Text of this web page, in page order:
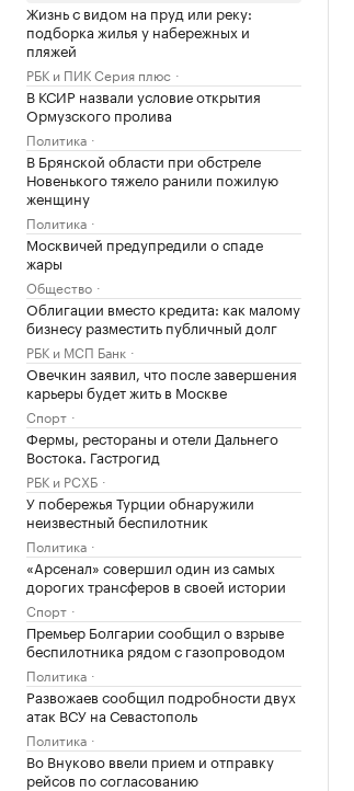
Жизнь с видом на пруд или реку:
подборка жилья у набережных и
пляжей
РБК и ПИК Серия плюс
В КСИР назвали условие открытия
Ормузского пролива
Политика
В Брянской области при обстреле
Новенького тяжело ранили пожилую
женщину
Политика
Москвичей предупредили о спаде
жары
Общество
Облигации вместо кредита: как малому
бизнесу разместить публичный долг
РБК и МСП Банк
Овечкин заявил, что после завершения
карьеры будет жить в Москве
Спорт
Фермы, рестораны и отели Дальнего
Востока. Гастрогид
РБК и РСХБ
У побережья Турции обнаружили
неизвестный беспилотник
Политика
«Арсенал» совершил один из самых
дорогих трансферов в своей истории
Спорт
Премьер Болгарии сообщил о взрыве
беспилотника рядом с газопроводом
Политика
Развожаев сообщил подробности двух
атак ВСУ на Севастополь
Политика
Во Внуково ввели прием и отправку
рейсов по согласованию